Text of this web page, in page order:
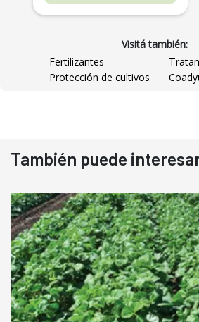
Visitá también:
Fertilizantes
Protección de cultivos
También puede